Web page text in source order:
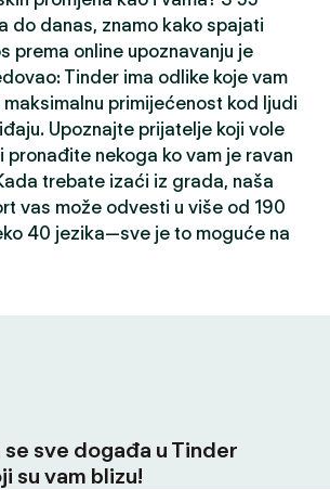
do danas, znamo kako spajati
prema online upoznavanju je
Tinder ima odlike koje vam
primijećenost kod ljudi
Upoznajte prijatelje koji vole
pronađite nekoga ko vam je ravan
trebate izaći iz grada, naša
vas može odvesti u više od 190
40 jezika—sve je to moguće na
sve događa u Tinder
su vam blizu!